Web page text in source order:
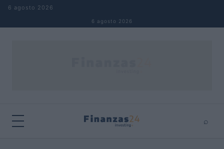
Saltar al contenido
6 agosto 2026
6 agosto 2026
⌕